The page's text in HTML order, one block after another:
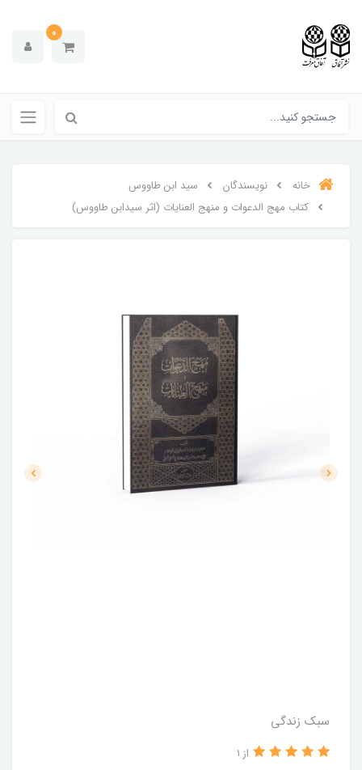
0
خانه نویسندگان
سید ابن طاووس
کتاب مهج الدعوات و منهج العنایات (اثر سیدابن طاووس)
سبک زندگی
از 1